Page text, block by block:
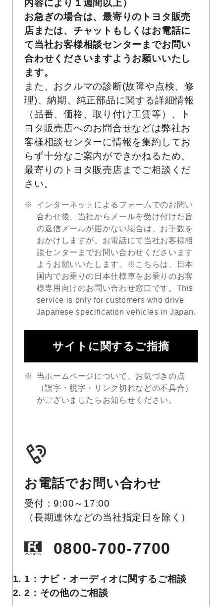
内容により１週間以上）
お急ぎの場合は、最寄りのトヨタ販売
店または、チャットもしくはお電話に
て当社お客様相談センターまでお問い
合わせくださいますようお願いいたし
ます。
また、おクルマの診断(故障や点検、修
理)、納期、純正部品に関する詳細情報
（品番、価格、取り付け工賃等）、ト
ヨタ販売店へのお問合せなどは弊社お
客様相談センターに情報を集約してお
らず十分なご案内ができかねるため、
最寄りのトヨタ販売店までご相談くだ
さい。
インターネットによるフォームでのお問い
合わせ後、当社からメールを受け付けた旨
の返信メールが届かない場合は、お手数を
おかけしますが、お電話にて当社お客様相
談センターまでお問い合わせくださいます
ようお願いいたします。※こちらは、日本
国内でお乗りの日本仕様車をお乗りのお客
様専用向けのお問い合わせ窓口です。This
service is only for customers who drive
Japanese specification vehicles in Japan.
サイトに関するご指摘
当ホームページについて、お気づきの点
（誤字・脱字・リンク切れなどの不具合）
がございましたらお知らせください。
お電話でお問い合わせ
受付：9:00～17:00
（長期連休などの当社指定日を除く）
0800-700-7700
1：ナビ・オーディオに関するご相談
2：その他のご相談